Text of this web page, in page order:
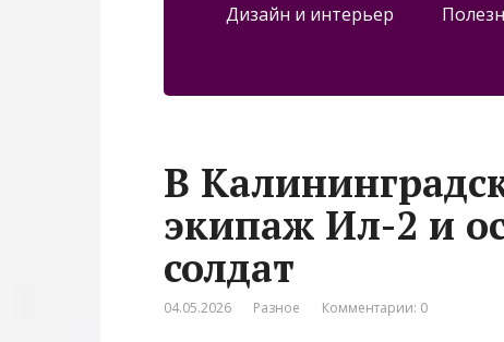
Дизайн и интерьер
В
экипаж Ил-2 и
солдат
04.05.2026 Разное Комментарии: 0